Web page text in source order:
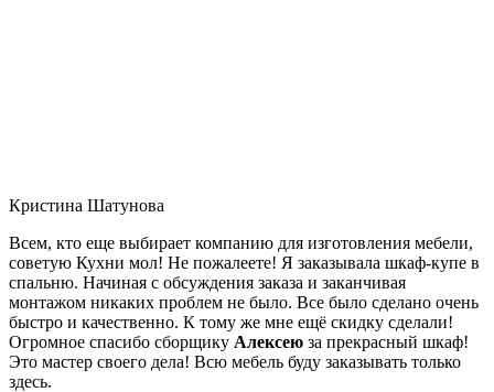
Кристина Шатунова
Всем, кто еще выбирает компанию для изготовления мебели,
советую Кухни мол! Не пожалеете! Я заказывала шкаф-купе в
спальню. Начиная с обсуждения заказа и заканчивая
монтажом никаких проблем не было. Все было сделано очень
быстро и качественно. К тому же мне ещё скидку сделали!
Огромное спасибо сборщику Алексею за прекрасный шкаф!
Это мастер своего дела! Всю мебель буду заказывать только
здесь.